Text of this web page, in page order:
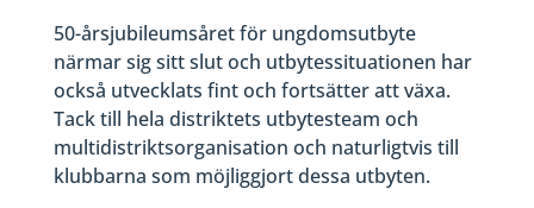
50-årsjubileumsåret för ungdomsutbyte
närmar sig sitt slut och utbytessituationen har
också utvecklats fint och fortsätter att växa.
Tack till hela distriktets utbytesteam och
multidistriktsorganisation och naturligtvis till
klubbarna som möjliggjort dessa utbyten.